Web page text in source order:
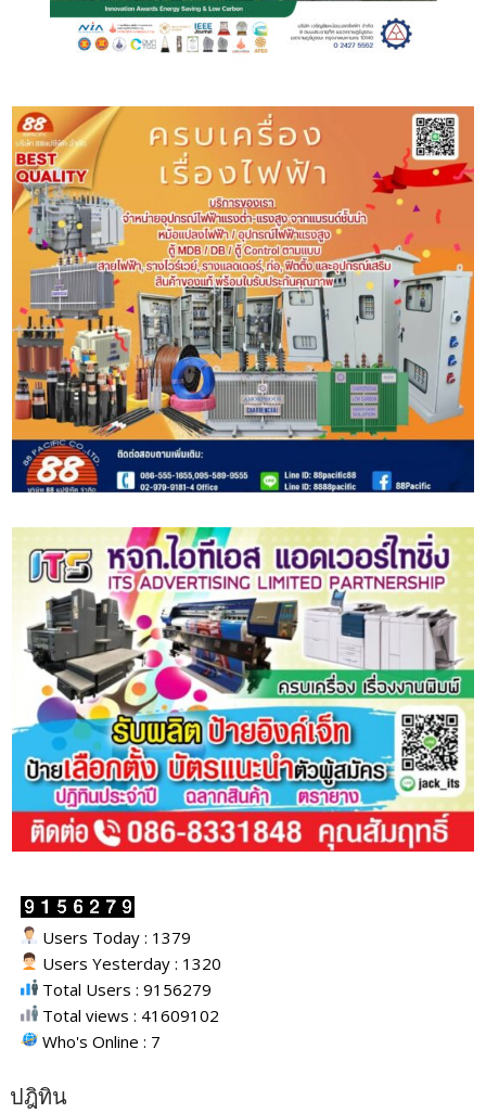
Users Today : 1379
Users Yesterday : 1320
Total Users : 9156279
Total views : 41609102
Who's Online : 7
ปฎิทิน